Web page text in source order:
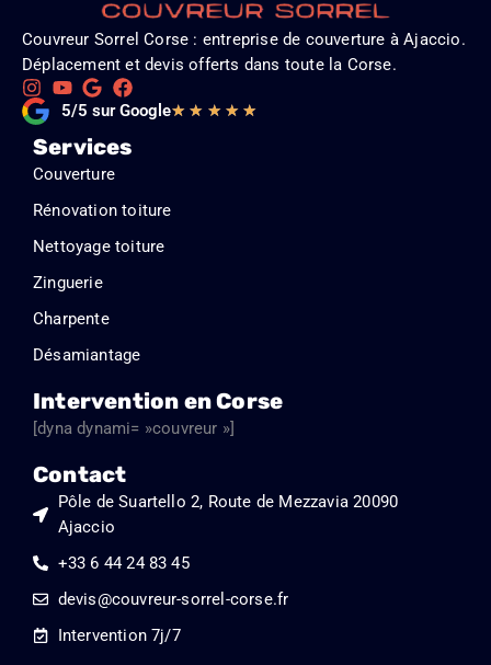
Couvreur Sorrel Corse : entreprise de couverture à Ajaccio.
Déplacement et devis offerts dans toute la Corse.
5/5 sur Google★ ★ ★ ★ ★Noté
Services
Couverture
Rénovation toiture
Nettoyage toiture
Zinguerie
Charpente
Désamiantage
Intervention en Corse
[dyna dynami= »couvreur »]
Contact
Pôle de Suartello 2, Route de Mezzavia 20090
Ajaccio
+33 6 44 24 83 45
devis@couvreur-sorrel-corse.fr
Intervention 7j/7